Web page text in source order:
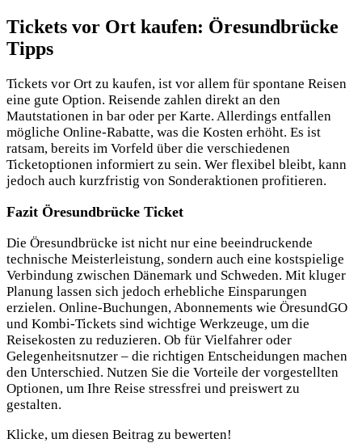
Tickets vor Ort kaufen: Öresundbrücke
Tipps
Tickets vor Ort zu kaufen, ist vor allem für spontane Reisen
eine gute Option. Reisende zahlen direkt an den
Mautstationen in bar oder per Karte. Allerdings entfallen
mögliche Online-Rabatte, was die Kosten erhöht. Es ist
ratsam, bereits im Vorfeld über die verschiedenen
Ticketoptionen informiert zu sein. Wer flexibel bleibt, kann
jedoch auch kurzfristig von Sonderaktionen profitieren.
Fazit Öresundbrücke Ticket
Die Öresundbrücke ist nicht nur eine beeindruckende
technische Meisterleistung, sondern auch eine kostspielige
Verbindung zwischen Dänemark und Schweden. Mit kluger
Planung lassen sich jedoch erhebliche Einsparungen
erzielen. Online-Buchungen, Abonnements wie ÖresundGO
und Kombi-Tickets sind wichtige Werkzeuge, um die
Reisekosten zu reduzieren. Ob für Vielfahrer oder
Gelegenheitsnutzer – die richtigen Entscheidungen machen
den Unterschied. Nutzen Sie die Vorteile der vorgestellten
Optionen, um Ihre Reise stressfrei und preiswert zu
gestalten.
Klicke, um diesen Beitrag zu bewerten!